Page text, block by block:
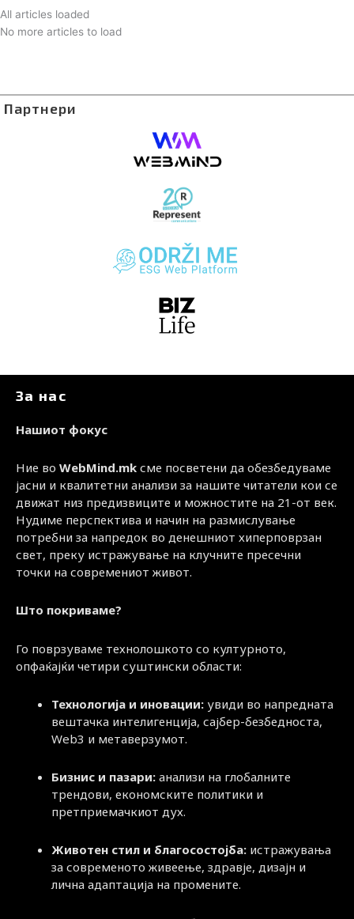
All articles loaded
No more articles to load
Партнери
За нас
Нашиот фокус
Ние во WebMind.mk сме посветени да обезбедуваме
јасни и квалитетни анализи за нашите читатели кои се
движат низ предизвиците и можностите на 21-от век.
Нудиме перспектива и начин на размислување
потребни за напредок во денешниот хиперповрзан
свет, преку истражување на клучните пресечни
точки на современиот живот.
Што покриваме?
Го поврзуваме технолошкото со културното,
опфаќајќи четири суштински области:
Технологија и иновации: увиди во напредната
вештачка интелигенција, сајбер-безбедноста,
Web3 и метаверзумот.
Бизнис и пазари: анализи на глобалните
трендови, економските политики и
претприемачкиот дух.
Животен стил и благосостојба: истражувања
за современото живеење, здравје, дизајн и
лична адаптација на промените.